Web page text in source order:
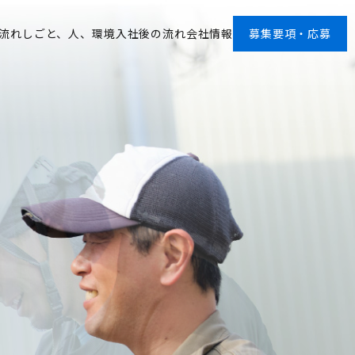
れ しごと、人、環境入社後の流れ会社情報 募集要項・応募